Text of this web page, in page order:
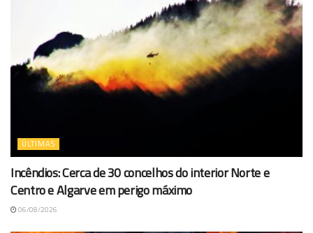
ÚLTIMAS
Incêndios: Cerca de 30 concelhos do interior Norte e
Centro e Algarve em perigo máximo
06/08/2026